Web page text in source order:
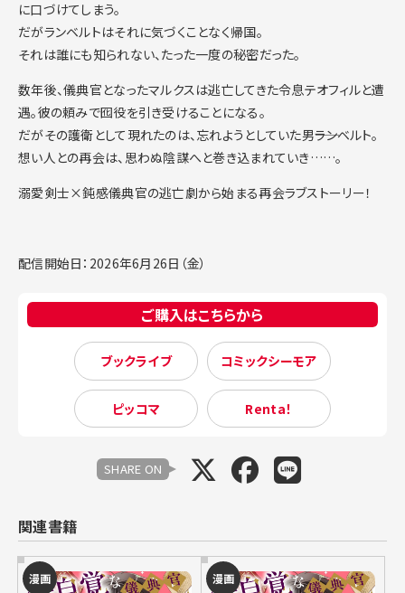
に口づけてしまう。
だがランベルトはそれに気づくことなく帰国。
それは誰にも知られない、たった一度の秘密だった。
数年後、儀典官となったマルクスは逃亡してきた令息テオフィルと遭
遇。彼の頼みで囮役を引き受けることになる。
だがその護衛として現れたのは、忘れようとしていた男――ランベルト。
想い人との再会は、思わぬ陰謀へと巻き込まれていき……。
溺愛剣士×鈍感儀典官の逃亡劇から始まる再会ラブストーリー！
配信開始日：2026年6月26日（金）
ご購入はこちらから
ブックライブ コミックシーモア
ピッコマ Renta！
SHARE ON
関連書籍
漫画 漫画